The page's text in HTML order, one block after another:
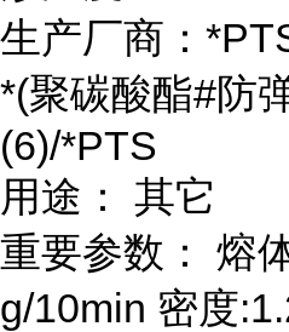
生产厂商：
*(聚碳酸酯#防
(6)/*PTS
用途： 其它
重要参数： 熔
g/10min 密度